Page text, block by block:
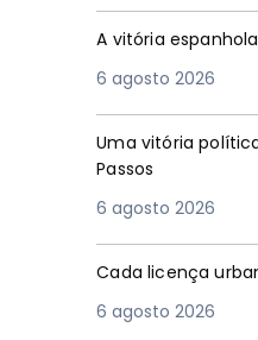
A vitória
6 agosto 2026
Uma vitória
Passos
6 agosto 2026
Cada licença
6 agosto 2026